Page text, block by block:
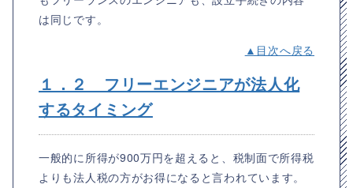
は同じです。
▲目次へ戻る
１．２ フリーエンジニアが法人化
するタイミング
一般的に所得が900万円を超えると、税制面で所得税
よりも法人税の方がお得になると言われています。